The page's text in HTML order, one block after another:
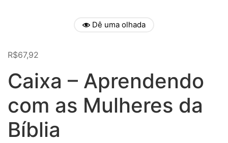
Dê uma olhada
R$67,92
Caixa – Aprendendo
com as Mulheres da
Bíblia